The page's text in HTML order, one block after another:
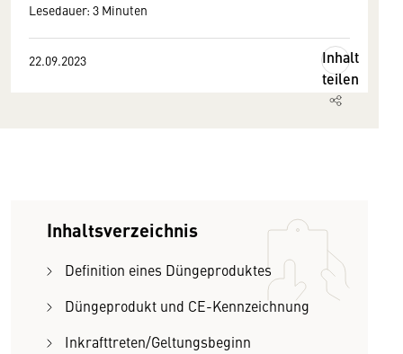
Lesedauer: 3 Minuten
22.09.2023
Inhalt
teilen
Inhaltsverzeichnis
Definition eines Düngeproduktes
Düngeprodukt und CE-Kennzeichnung
Inkrafttreten/Geltungsbeginn